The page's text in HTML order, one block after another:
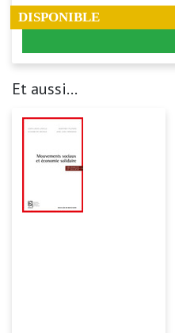
DISPONIBLE
Et aussi...